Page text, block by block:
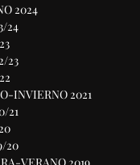
2024
24
23
INVIERNO 2021
21
20
VERANO 2019